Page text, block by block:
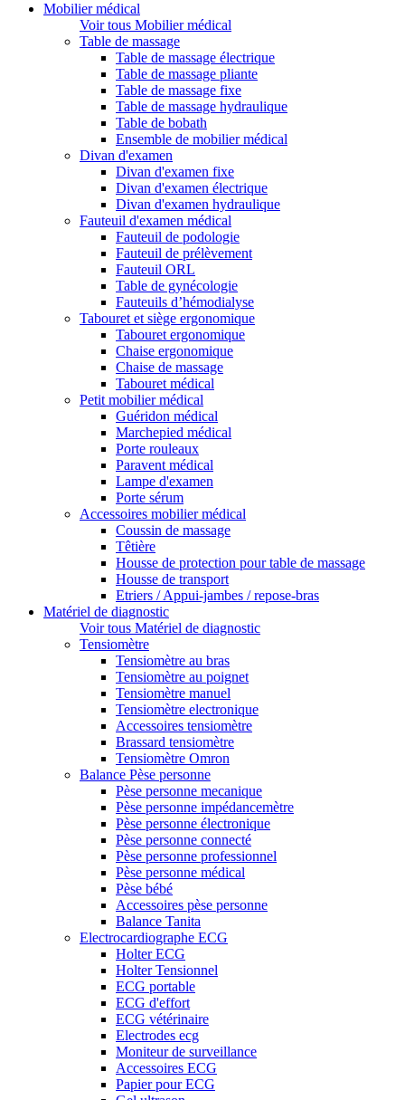
Mobilier médical
Voir tous Mobilier médical
Table de massage
Table de massage électrique
Table de massage pliante
Table de massage fixe
Table de massage hydraulique
Table de bobath
Ensemble de mobilier médical
Divan d'examen
Divan d'examen fixe
Divan d'examen électrique
Divan d'examen hydraulique
Fauteuil d'examen médical
Fauteuil de podologie
Fauteuil de prélèvement
Fauteuil ORL
Table de gynécologie
Fauteuils d’hémodialyse
Tabouret et siège ergonomique
Tabouret ergonomique
Chaise ergonomique
Chaise de massage
Tabouret médical
Petit mobilier médical
Guéridon médical
Marchepied médical
Porte rouleaux
Paravent médical
Lampe d'examen
Porte sérum
Accessoires mobilier médical
Coussin de massage
Têtière
Housse de protection pour table de massage
Housse de transport
Etriers / Appui-jambes / repose-bras
Matériel de diagnostic
Voir tous Matériel de diagnostic
Tensiomètre
Tensiomètre au bras
Tensiomètre au poignet
Tensiomètre manuel
Tensiomètre electronique
Accessoires tensiomètre
Brassard tensiomètre
Tensiomètre Omron
Balance Pèse personne
Pèse personne mecanique
Pèse personne impédancemètre
Pèse personne électronique
Pèse personne connecté
Pèse personne professionnel
Pèse personne médical
Pèse bébé
Accessoires pèse personne
Balance Tanita
Electrocardiographe ECG
Holter ECG
Holter Tensionnel
ECG portable
ECG d'effort
ECG vétérinaire
Electrodes ecg
Moniteur de surveillance
Accessoires ECG
Papier pour ECG